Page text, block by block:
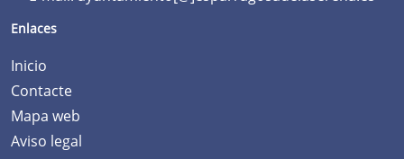
Enlaces
Inicio
Contacte
Mapa web
Aviso legal